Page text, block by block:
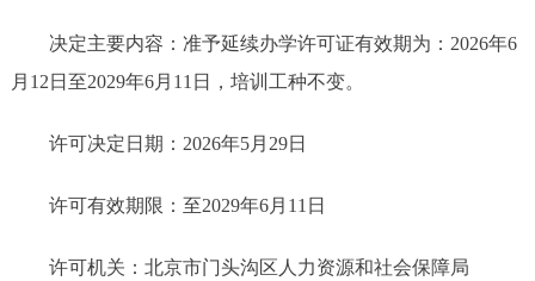
决定主要内容：准予延续办学许可证有效期为：2026年6
月12日至2029年6月11日，培训工种不变。
许可决定日期：2026年5月29日
许可有效期限：至2029年6月11日
许可机关：北京市门头沟区人力资源和社会保障局